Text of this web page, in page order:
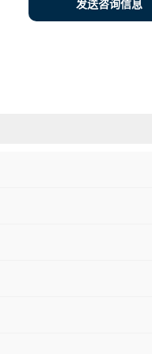
发送咨询信息